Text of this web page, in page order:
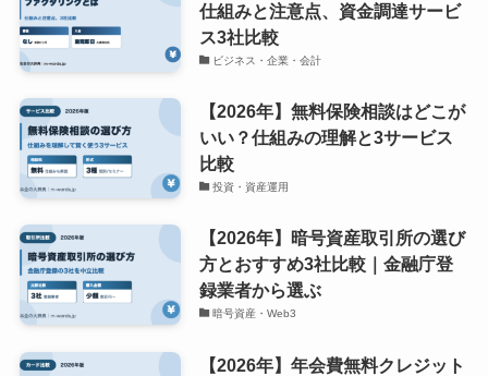
仕組みと注意点、資金調達サービ
ス3社比較
ビジネス・企業・会計
【2026年】無料保険相談はどこが
いい？仕組みの理解と3サービス
比較
投資・資産運用
【2026年】暗号資産取引所の選び
方とおすすめ3社比較｜金融庁登
録業者から選ぶ
暗号資産・Web3
【2026年】年会費無料クレジット